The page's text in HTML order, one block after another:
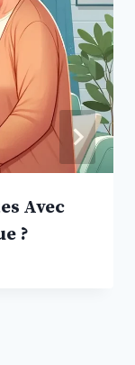
Avec
?